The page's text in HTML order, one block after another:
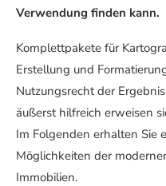
Verwendung finden kann.
Komplettpakete für
Erstellung und
Nutzungsrecht der
äußerst hilfreich erweisen
Im Folgenden erhalten Sie
Möglichkeiten der
Immobilien.